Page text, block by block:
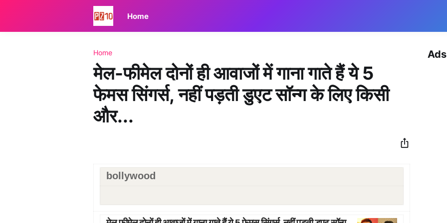
Home
Home
मेल-फीमेल दोनों ही आवाजों में गाना गाते हैं ये 5
फेमस सिंगर्स, नहीं पड़ती डुएट सॉन्ग के लिए किसी
और...
bollywood